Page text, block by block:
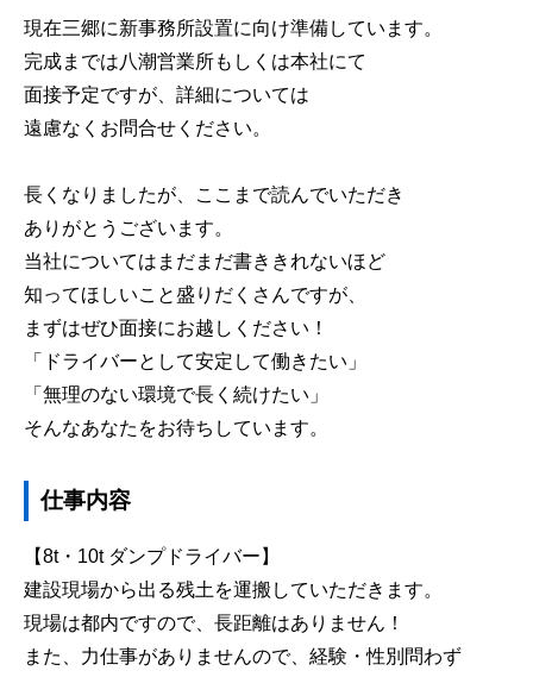
現在三郷に新事務所設置に向け準備しています。
完成までは八潮営業所もしくは本社にて
面接予定ですが、詳細については
遠慮なくお問合せください。
長くなりましたが、ここまで読んでいただき
ありがとうございます。
当社についてはまだまだ書ききれないほど
知ってほしいこと盛りだくさんですが、
まずはぜひ面接にお越しください！
「ドライバーとして安定して働きたい」
「無理のない環境で長く続けたい」
そんなあなたをお待ちしています。
仕事内容
【8t・10t ダンプドライバー】
建設現場から出る残土を運搬していただきます。
現場は都内ですので、長距離はありません！
また、力仕事がありませんので、経験・性別問わず